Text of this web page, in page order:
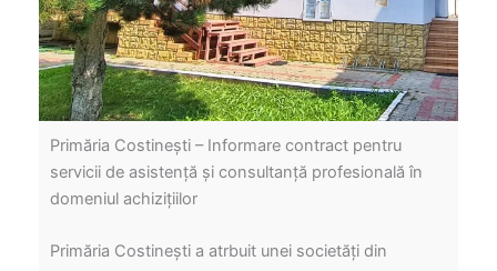
Primăria Costinești – Informare contract pentru
servicii de asistență și consultanță profesională în
domeniul achizițiilor
Primăria Costinești a atrbuit unei societăți din